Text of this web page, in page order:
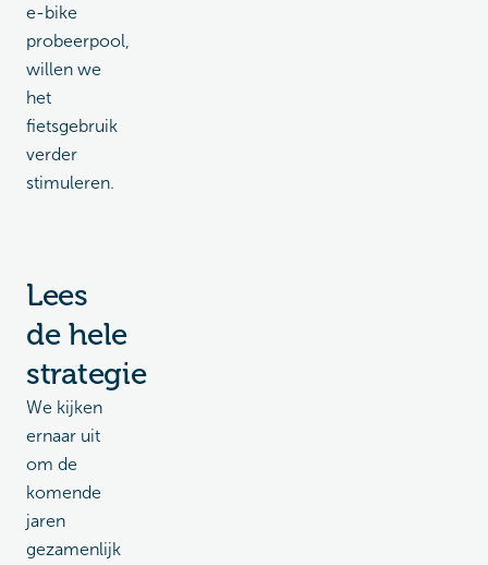
e-bike
probeerpool,
willen we
het
fietsgebruik
verder
stimuleren.
Lees
de hele
strategie
We kijken
ernaar uit
om de
komende
jaren
gezamenlijk